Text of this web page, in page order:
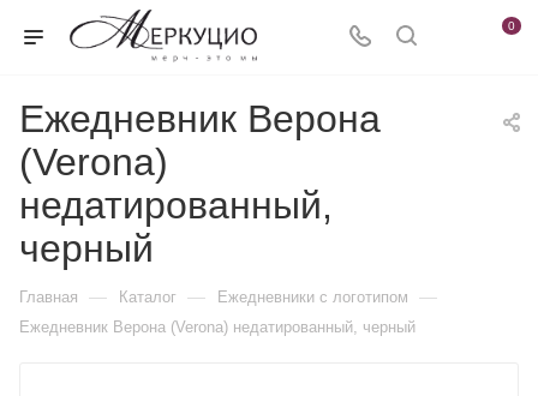
0
Ежедневник Верона
(Verona)
недатированный,
черный
Главная — Каталог — Ежедневники c логотипом —
Ежедневник Верона (Verona) недатированный, черный